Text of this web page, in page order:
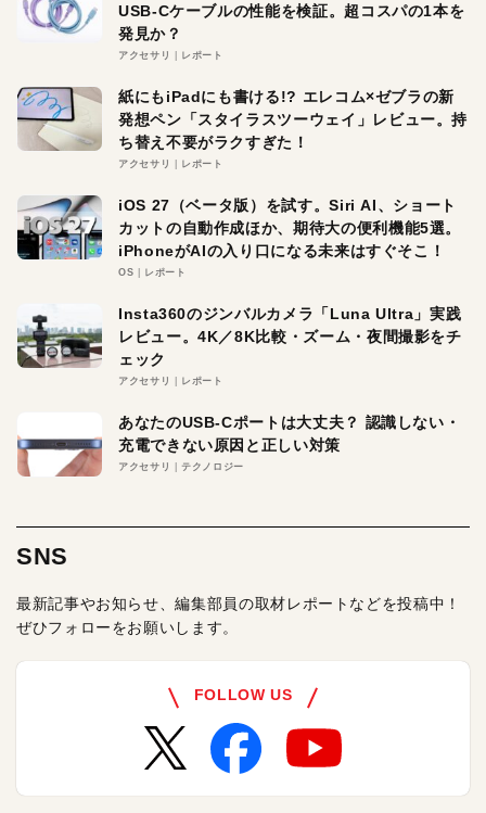
USB-Cケーブルの性能を検証。超コスパの1本を
発見か？
アクセサリ レポート
紙にもiPadにも書ける!? エレコム×ゼブラの新
発想ペン「スタイラスツーウェイ」レビュー。持
ち替え不要がラクすぎた！
アクセサリ レポート
iOS 27（ベータ版）を試す。Siri AI、ショート
カットの自動作成ほか、期待大の便利機能5選。
iPhoneがAIの入り口になる未来はすぐそこ！
OS レポート
Insta360のジンバルカメラ「Luna Ultra」実践
レビュー。4K／8K比較・ズーム・夜間撮影をチ
ェック
アクセサリ レポート
あなたのUSB-Cポートは大丈夫？ 認識しない・
充電できない原因と正しい対策
アクセサリ テクノロジー
SNS
最新記事やお知らせ、編集部員の取材レポートなどを投稿中！
ぜひフォローをお願いします。
FOLLOW US